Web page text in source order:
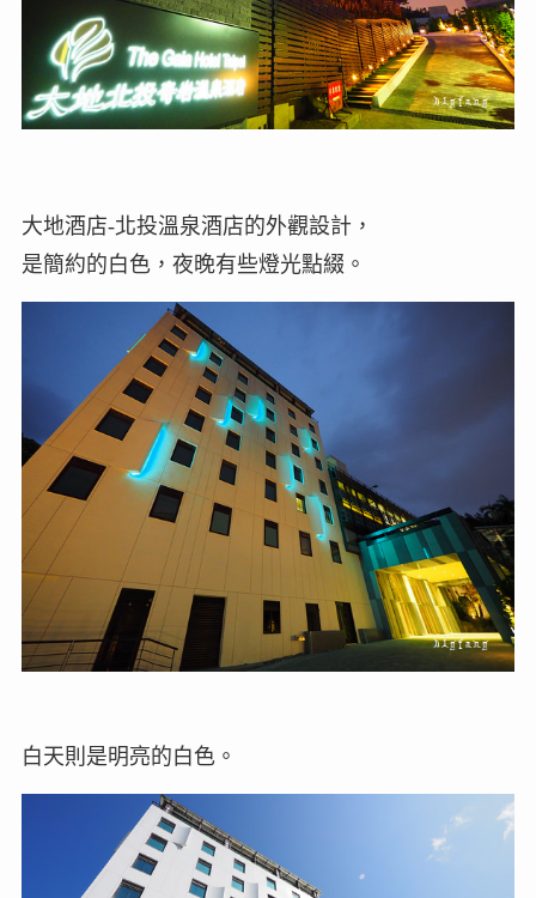
大地酒店-北投溫泉酒店的外觀設計，
是簡約的白色，夜晚有些燈光點綴。
白天則是明亮的白色。